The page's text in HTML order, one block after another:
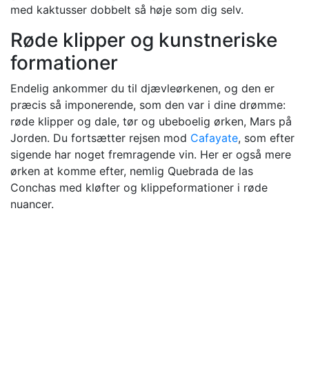
med kaktusser dobbelt så høje som dig selv.
Røde klipper og kunstneriske
formationer
Endelig ankommer du til djævleørkenen, og den er
præcis så imponerende, som den var i dine drømme:
røde klipper og dale, tør og ubeboelig ørken, Mars på
Jorden. Du fortsætter rejsen mod Cafayate, som efter
sigende har noget fremragende vin. Her er også mere
ørken at komme efter, nemlig Quebrada de las
Conchas med kløfter og klippeformationer i røde
nuancer.